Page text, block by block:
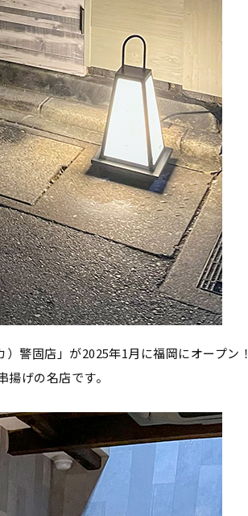
警固店」が2025年1月に福岡にオープン！
げの名店です。